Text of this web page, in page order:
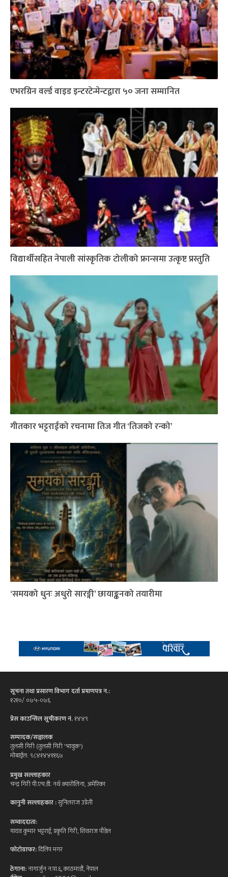
एभरग्रिन वर्ल्ड वाइड इन्टरटेन्मेन्टद्वारा ५० जना सम्मानित
विद्यार्थीसहित नेपाली सांस्कृतिक टोलीको फ्रान्समा उत्कृष्ट प्रस्तुति
गीतकार भट्टराईको रचनामा तिज गीत ‘तिजको रन्को’
‘समयको धुनः अधुरो सारङ्गी’ छायाङ्कनको तयारीमा
सूचना तथा प्रसारण विभाग दर्ता प्रमाणपत्र न.:
१२१०/ ०७५-०७६
प्रेस काउन्सिल सूचीकरण नं.१४४९
सम्पादक/सञ्चालक
तुलसी गिरी (तुलसी गिरी 'भावुक')
मोबाईल: ९८४१४४११६७
प्रमुख सल्लाहकार
चन्द्र गिरी पी.एच.डी. नर्थ क्यारोलिना, अमेरिका
कानुनी सल्लाहकार :सुनिलराज उप्रेती
सम्वाददाता:
यादव कुमार भट्टराई, प्रकृति गिरी, शिवराज पौडेल
फोटोग्राफर:दिलिप मगर
ठेगाना:नागार्जुन न.पा.६, काठमाडौं, नेपाल